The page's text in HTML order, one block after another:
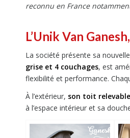
reconnu en France
L’Unik Van
La société présente sa
grise et 4 couchages, est
flexibilité et performance.
À l’extérieur, son toit
à l’espace intérieur et sa